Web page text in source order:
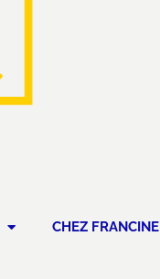
CHEZ FRANCINE